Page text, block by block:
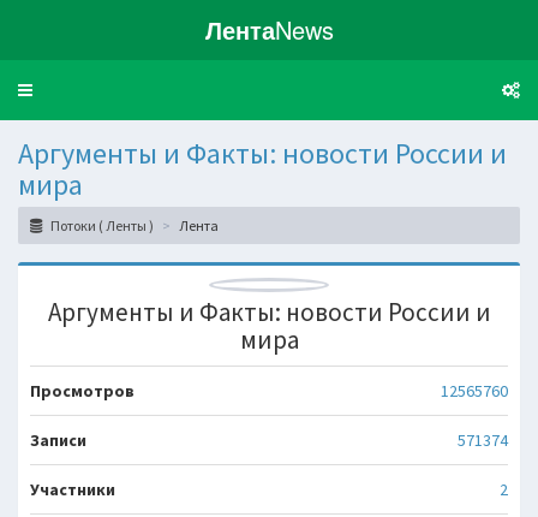
ЛентаNews
Toggle
Аргументы и Факты: новости России и
мира
Потоки ( Ленты ) Лента
Аргументы и Факты: новости России и
мира
Просмотров 12565760
Записи 571374
Участники 2